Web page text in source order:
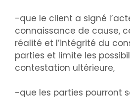
-que le client a signé
connaissance de cause,
réalité et l’intégrité du
parties et limite les
contestation ultérieure,
-que les parties pourront